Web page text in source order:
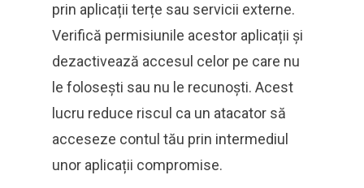
prin aplicații terțe sau servicii externe.
Verifică permisiunile acestor aplicații și
dezactivează accesul celor pe care nu
le folosești sau nu le recunoști. Acest
lucru reduce riscul ca un atacator să
acceseze contul tău prin intermediul
unor aplicații compromise.